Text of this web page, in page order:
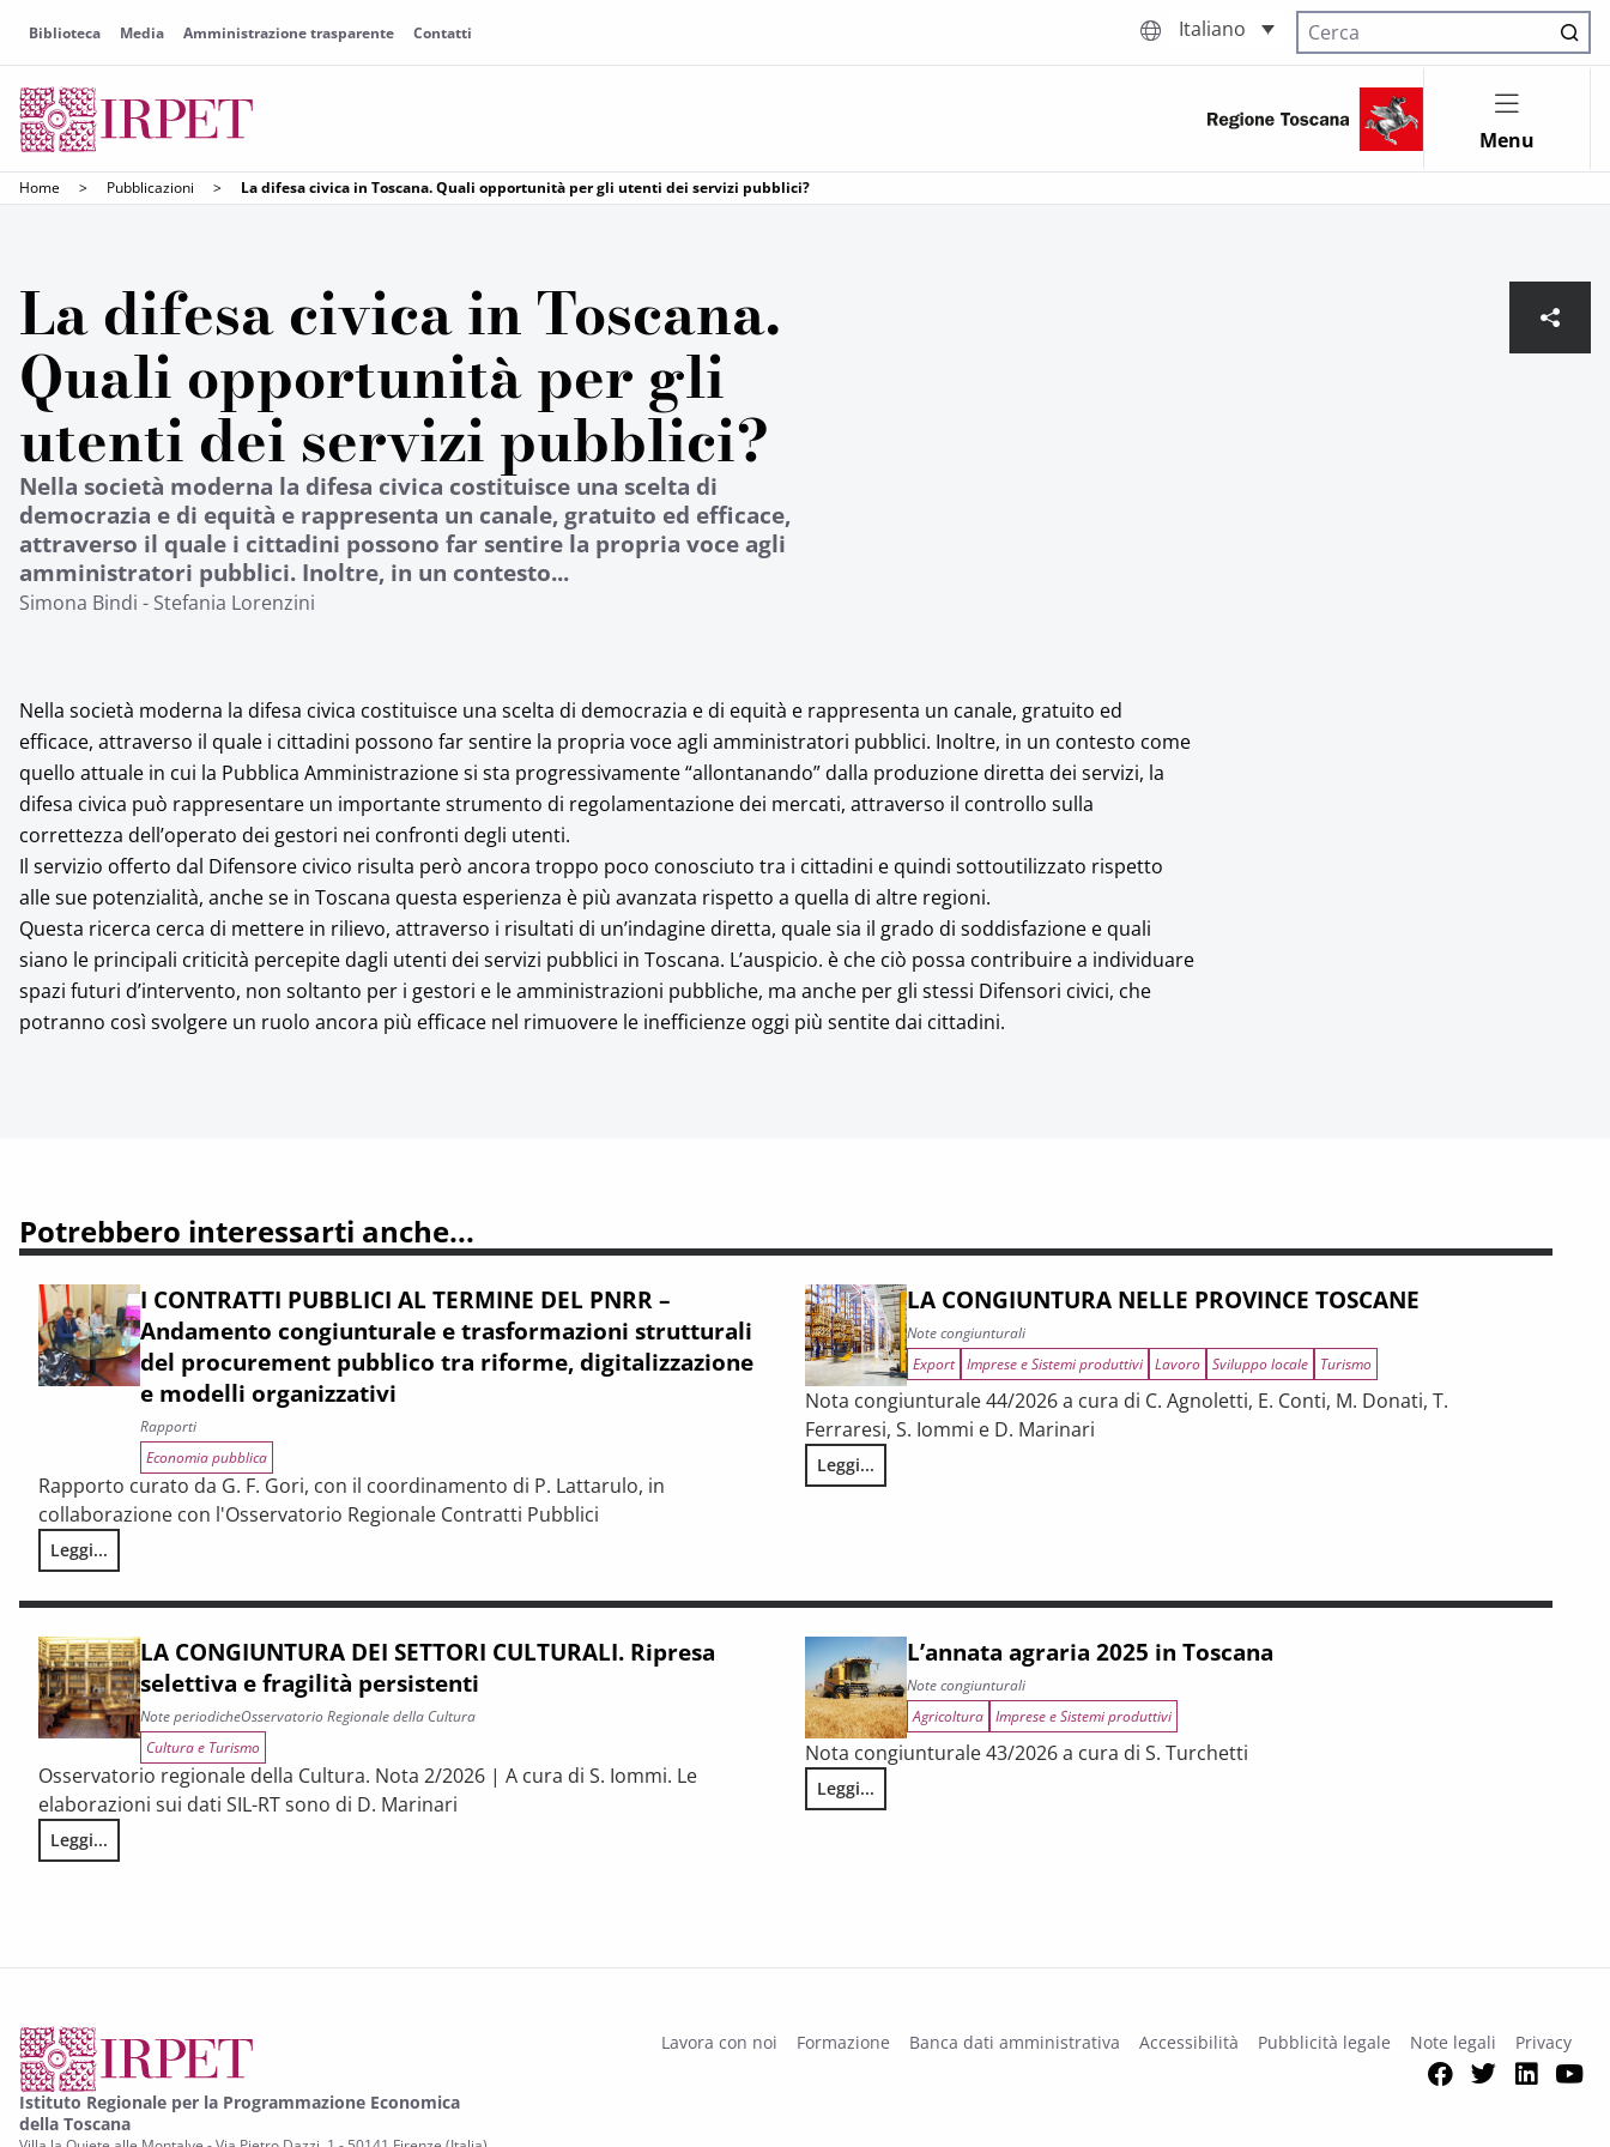
Biblioteca Media Amministrazione trasparente Contatti Italiano
Cerca nel sito
Menu
Home > Pubblicazioni > La difesa civica in Toscana. Quali opportunità per gli utenti dei servizi pubblici?
La difesa civica in Toscana.
Quali opportunità per gli
utenti dei servizi pubblici?
Nella società moderna la difesa civica costituisce una scelta di
democrazia e di equità e rappresenta un canale, gratuito ed efficace,
attraverso il quale i cittadini possono far sentire la propria voce agli
amministratori pubblici. Inoltre, in un contesto...
Simona Bindi - Stefania Lorenzini
Nella società moderna la difesa civica costituisce una scelta di democrazia e di equità e rappresenta un canale, gratuito ed
efficace, attraverso il quale i cittadini possono far sentire la propria voce agli amministratori pubblici. Inoltre, in un contesto come
quello attuale in cui la Pubblica Amministrazione si sta progressivamente “allontanando” dalla produzione diretta dei servizi, la
difesa civica può rappresentare un importante strumento di regolamentazione dei mercati, attraverso il controllo sulla
correttezza dell’operato dei gestori nei confronti degli utenti.
Il servizio offerto dal Difensore civico risulta però ancora troppo poco conosciuto tra i cittadini e quindi sottoutilizzato rispetto
alle sue potenzialità, anche se in Toscana questa esperienza è più avanzata rispetto a quella di altre regioni.
Questa ricerca cerca di mettere in rilievo, attraverso i risultati di un’indagine diretta, quale sia il grado di soddisfazione e quali
siano le principali criticità percepite dagli utenti dei servizi pubblici in Toscana. L’auspicio. è che ciò possa contribuire a individuare
spazi futuri d’intervento, non soltanto per i gestori e le amministrazioni pubbliche, ma anche per gli stessi Difensori civici, che
potranno così svolgere un ruolo ancora più efficace nel rimuovere le inefficienze oggi più sentite dai cittadini.
Potrebbero interessarti anche...
I CONTRATTI PUBBLICI AL TERMINE DEL PNRR –
Andamento congiunturale e trasformazioni strutturali
del procurement pubblico tra riforme, digitalizzazione
e modelli organizzativi
Rapporti
Economia pubblica
Rapporto curato da G. F. Gori, con il coordinamento di P. Lattarulo, in
collaborazione con l'Osservatorio Regionale Contratti Pubblici
Leggi...
I CONTRATTI PUBBLICI AL TERMINE DEL PNRR – Andamento congiunturale e trasformazioni strutturali del procurement pubblico tra riforme, digitalizzazione e modelli organizzativi
LA CONGIUNTURA NELLE PROVINCE TOSCANE
Note congiunturali
Export Imprese e Sistemi produttivi Lavoro Sviluppo locale Turismo
Nota congiunturale 44/2026 a cura di C. Agnoletti, E. Conti, M. Donati, T.
Ferraresi, S. Iommi e D. Marinari
Leggi...
LA CONGIUNTURA NELLE PROVINCE TOSCANE
LA CONGIUNTURA DEI SETTORI CULTURALI. Ripresa
selettiva e fragilità persistenti
Note periodicheOsservatorio Regionale della Cultura
Cultura e Turismo
Osservatorio regionale della Cultura. Nota 2/2026 | A cura di S. Iommi. Le
elaborazioni sui dati SIL-RT sono di D. Marinari
Leggi...
LA CONGIUNTURA DEI SETTORI CULTURALI. Ripresa selettiva e fragilità persistenti
L’annata agraria 2025 in Toscana
Note congiunturali
Agricoltura Imprese e Sistemi produttivi
Nota congiunturale 43/2026 a cura di S. Turchetti
Leggi...
L’annata agraria 2025 in Toscana
Istituto Regionale per la Programmazione Economica
della Toscana
Lavora con noi Formazione Banca dati amministrativa Accessibilità Pubblicità legale Note legali Privacy
Facebook
Twitter